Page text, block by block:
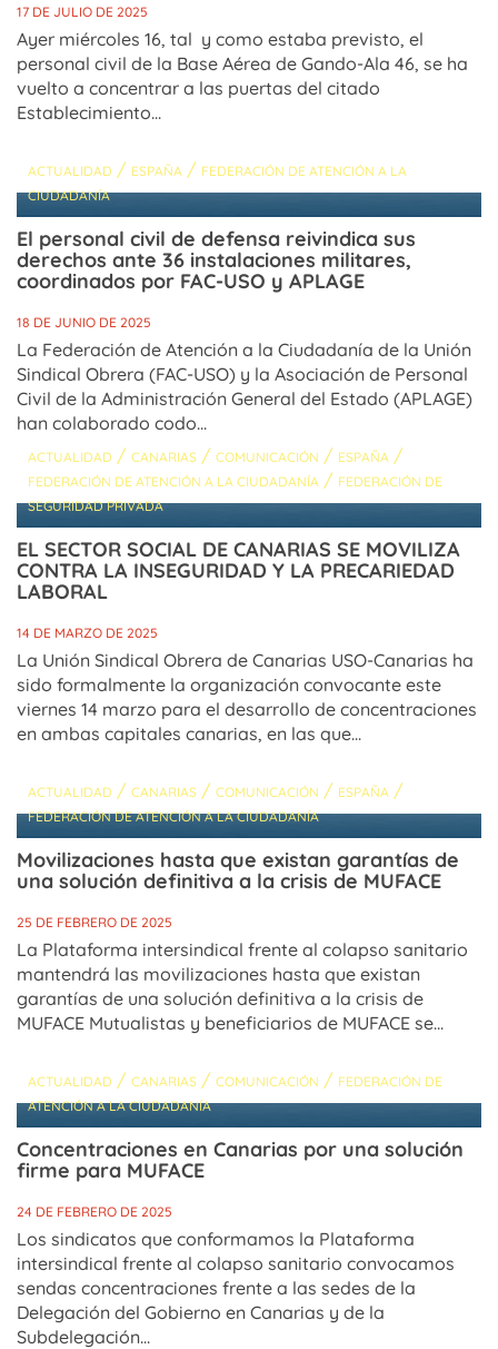
17 DE JULIO DE 2025
Ayer miércoles 16, tal y como estaba previsto, el
personal civil de la Base Aérea de Gando-Ala 46, se ha
vuelto a concentrar a las puertas del citado
Establecimiento...
ACTUALIDAD / ESPAÑA / FEDERACIÓN DE ATENCIÓN A LA
CIUDADANÍA
El personal civil de defensa reivindica sus
derechos ante 36 instalaciones militares,
coordinados por FAC-USO y APLAGE
18 DE JUNIO DE 2025
La Federación de Atención a la Ciudadanía de la Unión
Sindical Obrera (FAC-USO) y la Asociación de Personal
Civil de la Administración General del Estado (APLAGE)
han colaborado codo...
ACTUALIDAD / CANARIAS / COMUNICACIÓN / ESPAÑA /
FEDERACIÓN DE ATENCIÓN A LA CIUDADANÍA / FEDERACIÓN DE
SEGURIDAD PRIVADA
EL SECTOR SOCIAL DE CANARIAS SE MOVILIZA
CONTRA LA INSEGURIDAD Y LA PRECARIEDAD
LABORAL
14 DE MARZO DE 2025
La Unión Sindical Obrera de Canarias USO-Canarias ha
sido formalmente la organización convocante este
viernes 14 marzo para el desarrollo de concentraciones
en ambas capitales canarias, en las que...
ACTUALIDAD / CANARIAS / COMUNICACIÓN / ESPAÑA /
FEDERACIÓN DE ATENCIÓN A LA CIUDADANÍA
Movilizaciones hasta que existan garantías de
una solución definitiva a la crisis de MUFACE
25 DE FEBRERO DE 2025
La Plataforma intersindical frente al colapso sanitario
mantendrá las movilizaciones hasta que existan
garantías de una solución definitiva a la crisis de
MUFACE Mutualistas y beneficiarios de MUFACE se...
ACTUALIDAD / CANARIAS / COMUNICACIÓN / FEDERACIÓN DE
ATENCIÓN A LA CIUDADANÍA
Concentraciones en Canarias por una solución
firme para MUFACE
24 DE FEBRERO DE 2025
Los sindicatos que conformamos la Plataforma
intersindical frente al colapso sanitario convocamos
sendas concentraciones frente a las sedes de la
Delegación del Gobierno en Canarias y de la
Subdelegación...